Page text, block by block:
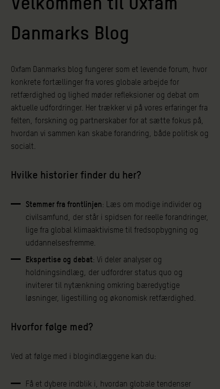
Danmarks Blog
Oxfam Danmarks blog fungerer som et levende forum, hvor
konkrete fortællinger fra vores globale arbejde for
retfærdighed og lighed møder refleksioner og debat om
aktuelle udfordringer. Her trækker vi på vores erfaringer fra
felten, forskning og partnerskaber for at sætte fokus på,
hvordan vi sammen kan skabe forandring, både politisk og
socialt.
Hvilke historier finder du her?
Stemmer fra frontlinjen: Læs om modige individer og
civilsamfund, der står i spidsen for reelle forandringer,
lige fra global klimaaktivisme til fredsopbygning og
uddannelsesfremme.
Ekspertise og debat: Vi deler analyser og
holdningsindlæg, der udfordrer status quo og
inviterer til nytænkning omkring bæredygtige
løsninger, ligestilling og økonomisk retfærdighed.
Hvorfor følge med?
Ved at følge med i blogindlæggene kan du:
Få et dybere indblik i, hvordan globale tendenser